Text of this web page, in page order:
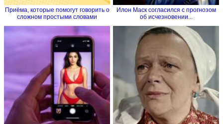
Приёма, которые помогут говорить о
сложном простыми словами
Илон Маск согласился с прогнозом
об исчезновении...